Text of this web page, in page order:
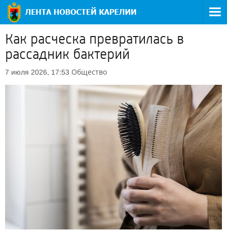
Как расческа превратилась в
рассадник бактерий
7 июля 2026, 17:53 Общество